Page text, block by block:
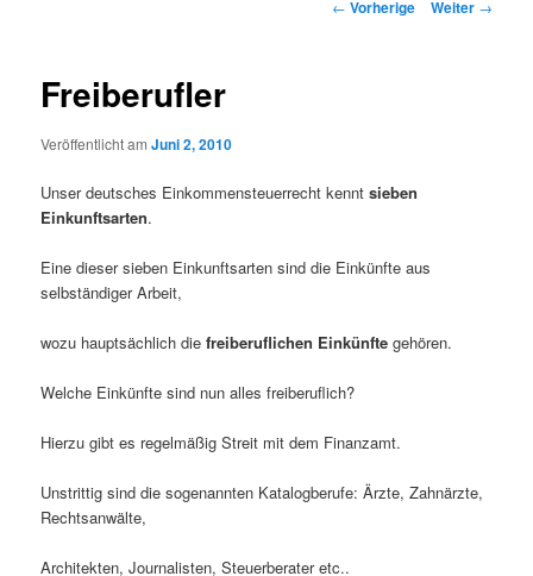
← Vorherige Weiter →
Freiberufler
Veröffentlicht amJuni 2, 2010
Unser deutsches Einkommensteuerrecht kenntsieben
Einkunftsarten.
Eine dieser sieben Einkunftsarten sind die Einkünfte aus
selbständiger Arbeit,
wozu hauptsächlich diefreiberuflichen Einkünftegehören.
Welche Einkünfte sind nun alles freiberuflich?
Hierzu gibt es regelmäßig Streit mit dem Finanzamt.
Unstrittig sind die sogenannten Katalogberufe: Ärzte, Zahnärzte,
Rechtsanwälte,
Architekten, Journalisten, Steuerberater etc..